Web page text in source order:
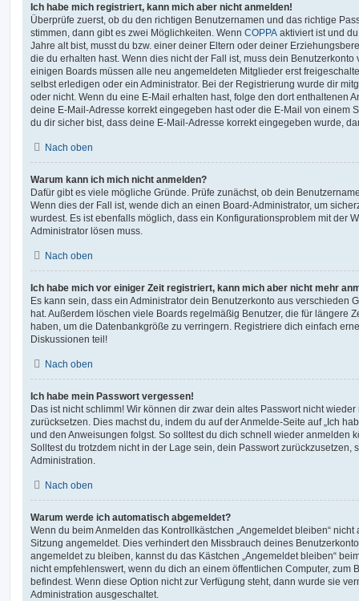
Ich habe mich registriert, kann mich aber nicht anmelden!
Überprüfe zuerst, ob du den richtigen Benutzernamen und das richtige
stimmen, dann gibt es zwei Möglichkeiten. Wenn COPPA aktiviert ist und
Jahre alt bist, musst du bzw. einer deiner Eltern oder deiner
die du erhalten hast. Wenn dies nicht der Fall ist, muss dein
einigen Boards müssen alle neu angemeldeten Mitglieder erst
selbst erledigen oder ein Administrator. Bei der Registrierung wurde dir
oder nicht. Wenn du eine E-Mail erhalten hast, folge den dort enthaltenen
deine E-Mail-Adresse korrekt eingegeben hast oder die E-Mail von einem
du dir sicher bist, dass deine E-Mail-Adresse korrekt eingegeben wurde,
Nach oben
Warum kann ich mich nicht anmelden?
Dafür gibt es viele mögliche Gründe. Prüfe zunächst, ob dein
Wenn dies der Fall ist, wende dich an einen Board-Administrator, um
wurdest. Es ist ebenfalls möglich, dass ein Konfigurationsproblem mit der
Administrator lösen muss.
Nach oben
Ich habe mich vor einiger Zeit registriert, kann mich aber nicht mehr
Es kann sein, dass ein Administrator dein Benutzerkonto aus verschieden
hat. Außerdem löschen viele Boards regelmäßig Benutzer, die für längere
haben, um die Datenbankgröße zu verringern. Registriere dich einfach
Diskussionen teil!
Nach oben
Ich habe mein Passwort vergessen!
Das ist nicht schlimm! Wir können dir zwar dein altes Passwort nicht
zurücksetzen. Dies machst du, indem du auf der Anmelde-Seite auf „Ich
und den Anweisungen folgst. So solltest du dich schnell wieder anmelden
Solltest du trotzdem nicht in der Lage sein, dein Passwort zurückzusetzen,
Administration.
Nach oben
Warum werde ich automatisch abgemeldet?
Wenn du beim Anmelden das Kontrollkästchen „Angemeldet bleiben“
Sitzung angemeldet. Dies verhindert den Missbrauch deines
angemeldet zu bleiben, kannst du das Kästchen „Angemeldet bleiben“
nicht empfehlenswert, wenn du dich an einem öffentlichen Computer, zum
befindest. Wenn diese Option nicht zur Verfügung steht, dann wurde sie
Administration ausgeschaltet.